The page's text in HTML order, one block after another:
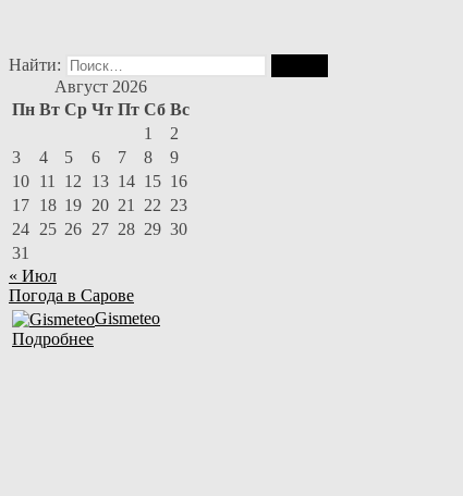
Найти:
Август 2026
Пн Вт Ср Чт Пт Сб Вс
1
2
3
4 5 6 7 8
9
10 11 12 13 14 15 16
17 18 19 20 21 22 23
24 25 26 27 28 29 30
31
« Июл
Погода в Сарове
Gismeteo
Подробнее